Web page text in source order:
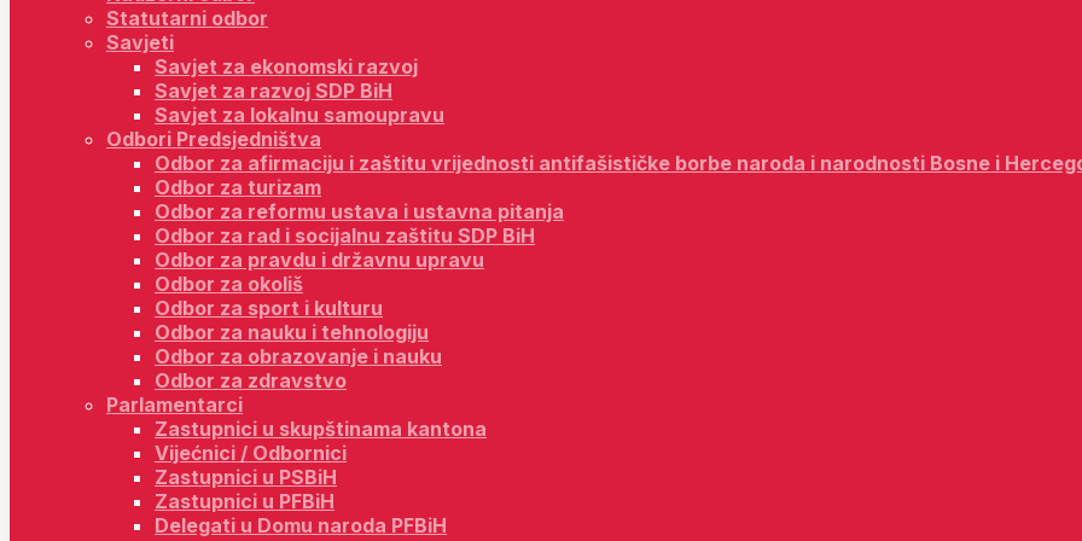
Statutarni odbor
Savjeti
Savjet za ekonomski razvoj
Savjet za razvoj SDP BiH
Savjet za lokalnu samoupravu
Odbori Predsjedništva
Odbor za afirmaciju i zaštitu vrijednosti antifašističke borbe naroda i narodnosti Bosne i
Odbor za turizam
Odbor za reformu ustava i ustavna pitanja
Odbor za rad i socijalnu zaštitu SDP BiH
Odbor za pravdu i državnu upravu
Odbor za okoliš
Odbor za sport i kulturu
Odbor za nauku i tehnologiju
Odbor za obrazovanje i nauku
Odbor za zdravstvo
Parlamentarci
Zastupnici u skupštinama kantona
Vijećnici / Odbornici
Zastupnici u PSBiH
Zastupnici u PFBiH
Delegati u Domu naroda PFBiH